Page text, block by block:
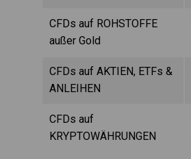
CFDs auf ROHSTOFFE
außer Gold
CFDs auf AKTIEN, ETFs &
ANLEIHEN
CFDs auf
KRYPTOWÄHRUNGEN